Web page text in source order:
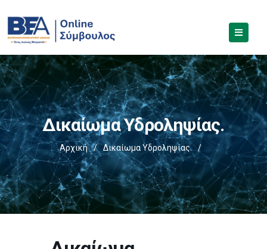
Δικαίωμα Υδροληψίας.
Αρχική / Δικαίωμα Υδροληψίας. /